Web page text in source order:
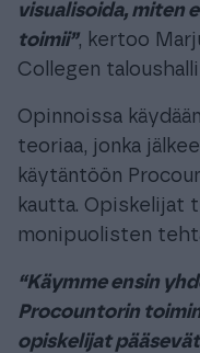
visualisoida, miten
toimii”, kertoo
Collegen
Opinnoissa
teoriaa, jonka
käytäntöön
kautta. Opiskelijat
monipuolisten
“Käymme ensin
Procountorin
opiskelijat